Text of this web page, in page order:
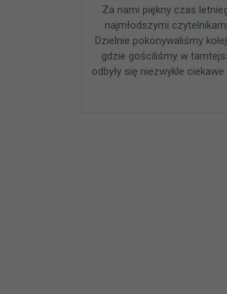
Za nami piękny czas
najmłodszymi
Dzielnie pokonywaliśmy
gdzie gościliśmy w
odbyły się niezwykle